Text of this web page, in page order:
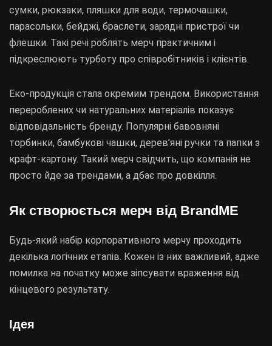
сумки, рюкзаки, пляшки для води, термочашки,
парасольки, бейджі, браслети, зарядні пристрої чи
флешки. Такі речі роблять мерч практичним і
підкреслюють турботу про співробітників і клієнтів.
Еко-продукція стала окремим трендом. Використання
перероблених чи натуральних матеріалів показує
відповідальність бренду. Популярні бавовняні
торбинки, бамбукові чашки, дерев’яні ручки та папки з
крафт-картону. Такий мерч свідчить, що компанія не
просто йде за трендами, а дбає про довкілля.
Як створюється мерч від BrandME
Будь-який набір корпоративного мерчу проходить
декілька логічних етапів. Кожен із них важливий, адже
помилка на початку може зіпсувати враження від
кінцевого результату.
Ідея